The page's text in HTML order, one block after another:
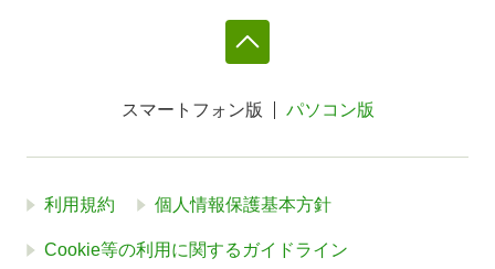
スマートフォン版 パソコン版
利用規約 個人情報保護基本方針
Cookie等の利用に関するガイドライン